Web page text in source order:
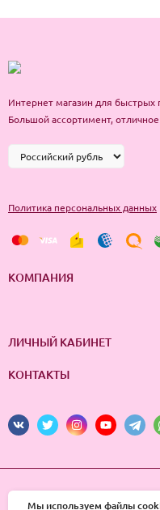
Интернет магазин для быстрых
Большой ассортимент, отличное
Политика персональных данных
КОМПАНИЯ
ЛИЧНЫЙ КАБИНЕТ
КОНТАКТЫ
© 2026
Мы используем файлы